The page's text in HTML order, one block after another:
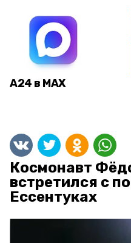
А24 в MAX
Космонавт
встретился с
Ессентуках